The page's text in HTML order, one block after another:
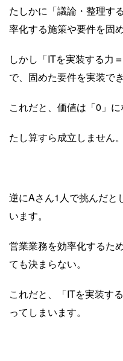
たしかに「議論・整理す
率化する施策や要件を固
しかし「ITを実装する力
で、固めた要件を実装で
これだと、価値は「0」に
たし算すら成立しません。
逆にAさん1人で挑んだと
います。
営業業務を効率化するた
ても決まらない。
これだと、「ITを実装す
ってしまいます。